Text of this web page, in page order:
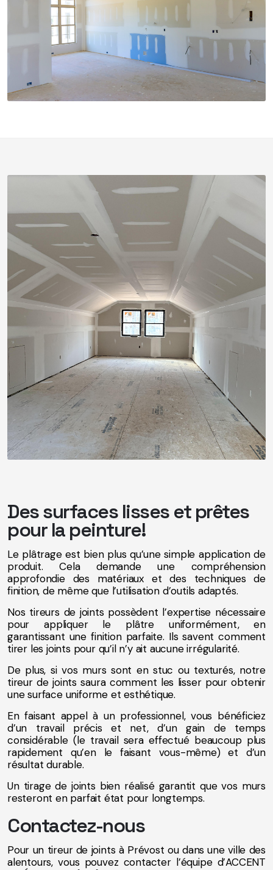
Des surfaces lisses et prêtes
pour la peinture!
Le plâtrage est bien plus qu’une simple application de
produit. Cela demande une compréhension
approfondie des matériaux et des techniques de
finition, de même que l’utilisation d’outils adaptés.
Nos tireurs de joints possèdent l’expertise nécessaire
pour appliquer le plâtre uniformément, en
garantissant une finition parfaite. Ils savent comment
tirer les joints pour qu’il n’y ait aucune irrégularité.
De plus, si vos murs sont en stuc ou texturés, notre
tireur de joints saura comment les lisser pour obtenir
une surface uniforme et esthétique.
En faisant appel à un professionnel, vous bénéficiez
d’un travail précis et net, d’un gain de temps
considérable (le travail sera effectué beaucoup plus
rapidement qu’en le faisant vous-même) et d’un
résultat durable.
Un tirage de joints bien réalisé garantit que vos murs
resteront en parfait état pour longtemps.
Contactez-nous
Pour un tireur de joints à Prévost ou dans une ville des
alentours, vous pouvez contacter l’équipe d’ACCENT